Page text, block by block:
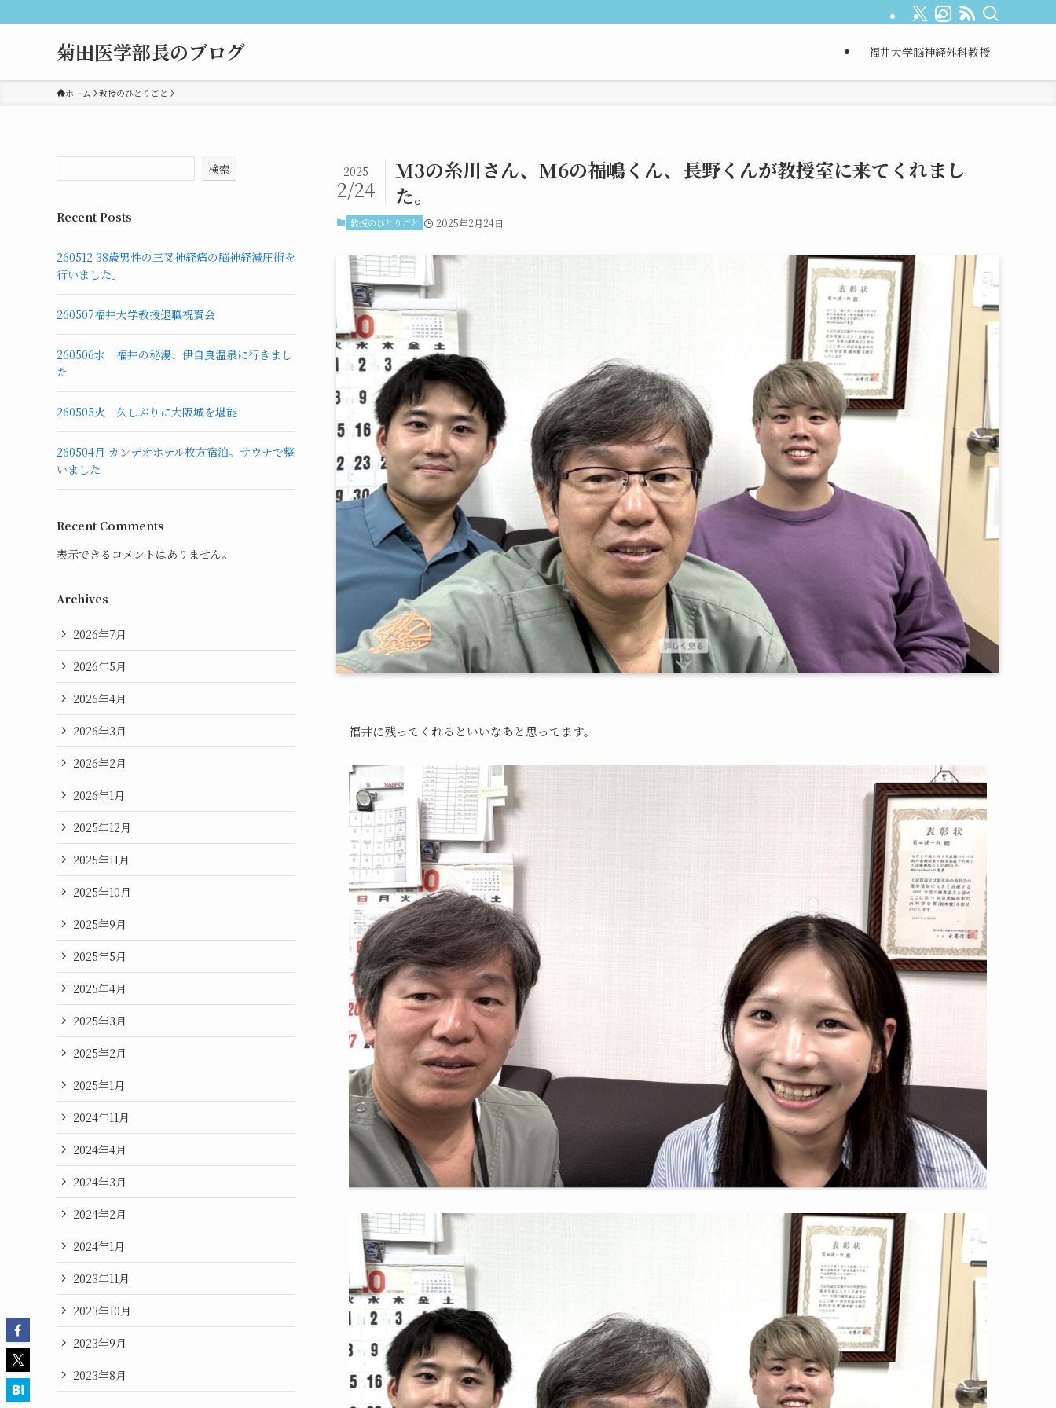
菊田医学部長のブログ 福井大学脳神経外科教授
ホーム 教授のひとりごと
M3の糸川さん、M6の福嶋くん、長野くんが教授室に来てくれまし
た。
2025
2/24
教授のひとりごと 2025年2月24日
福井に残ってくれるといいなあと思ってます。
検索
Recent Posts
260512 38歳男性の三叉神経痛の脳神経減圧術を
行いました。
260507福井大学教授退職祝賀会
260506水 福井の秘湯、伊自良温泉に行きまし
た
260505火 久しぶりに大阪城を堪能
260504月 カンデオホテル枚方宿泊。サウナで整
いました
Recent Comments
表示できるコメントはありません。
Archives
2026年7月
2026年5月
2026年4月
2026年3月
2026年2月
2026年1月
2025年12月
2025年11月
2025年10月
2025年9月
2025年5月
2025年4月
2025年3月
2025年2月
2025年1月
2024年11月
2024年4月
2024年3月
2024年2月
2024年1月
2023年11月
2023年10月
2023年9月
2023年8月